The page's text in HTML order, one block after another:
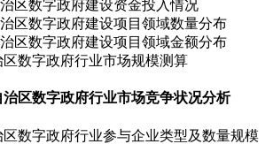
区数字政府建设资金投入情况
区数字政府建设项目领域数量分布
区数字政府建设项目领域金额分布
区数字政府行业市场规模测算
区数字政府行业市场竞争状况分析
数字政府行业参与企业类型及数量规模